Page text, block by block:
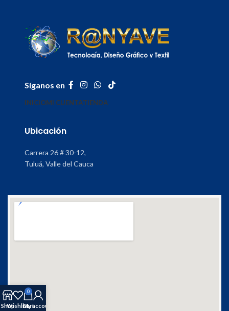
Síganos en
INICIOMI CUENTATIENDA
Ubicación
Carrera 26 # 30-12,
Tuluá, Valle del Cauca
ShopWishlist
0
Cart
My account